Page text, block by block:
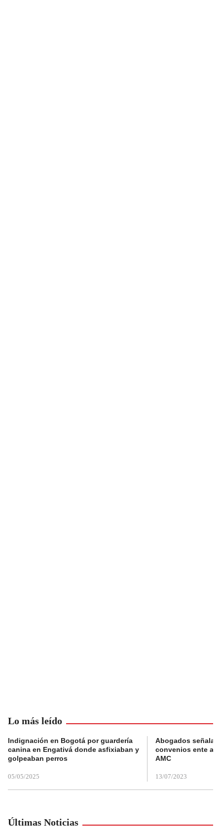
Lo más leído
Indignación en Bogotá por guardería
canina en Engativá donde asfixiaban y
golpeaban perros
05/05/2025
Abogados
convenios ente
AMC
13/07/2023
Últimas Noticias